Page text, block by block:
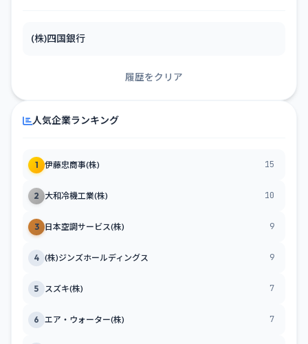
(株)四国銀行
履歴をクリア
人気企業ランキング
1 伊藤忠商事(株) 15
2 大和冷機工業(株) 10
3 日本空調サービス(株) 9
4 (株)ジンズホールディングス 9
5 スズキ(株) 7
6 エア・ウォーター(株) 7